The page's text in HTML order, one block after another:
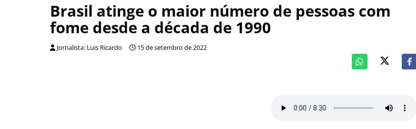
Brasil atinge o maior número de pessoas com
fome desde a década de 1990
Jornalista: Luis Ricardo 15 de setembro de 2022